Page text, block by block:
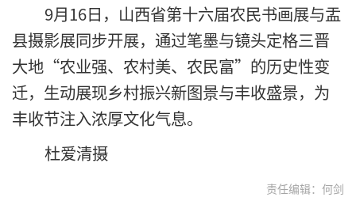
9月16日，山西省第十六届农民书画展与盂
县摄影展同步开展，通过笔墨与镜头定格三晋
大地“农业强、农村美、农民富”的历史性变
迁，生动展现乡村振兴新图景与丰收盛景，为
丰收节注入浓厚文化气息。
杜爱清摄
责任编辑：何剑